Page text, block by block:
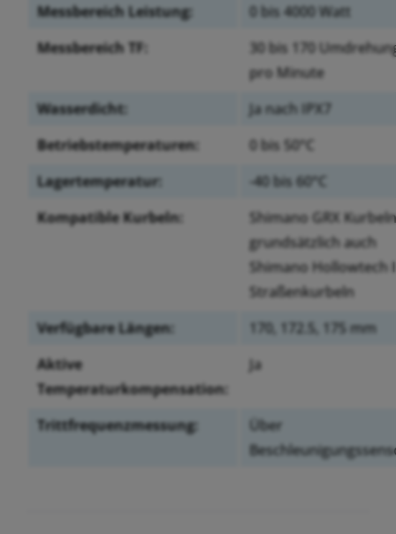
Messbereich Leistung:
0 bis 4000 Watt
Messbereich TF:
30 bis 170
pro Minute
Wasserdicht:
Ja nach IPX7
Betriebstemperaturen:
0 bis 50°C
Lagertemperatur:
-40 bis 60°C
Kompatible Kurbeln:
Shimano GRX
grundsätzlich auch
Shimano Hollowtech
Straßenkurbeln
Verfügbare Längen:
170, 172.5, 175 mm
Aktive
Temperaturkompensation:
Ja
Trittfrequenzmessung:
Über